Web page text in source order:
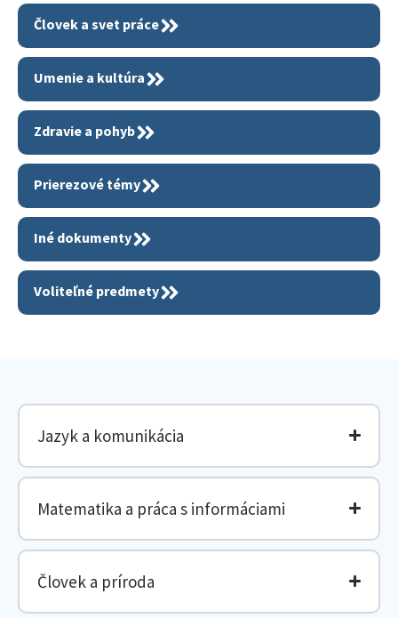
Človek a svet práce
Umenie a kultúra
Zdravie a pohyb
Prierezové témy
Iné dokumenty
Voliteľné predmety
Jazyk a komunikácia
Matematika a práca s informáciami
Človek a príroda